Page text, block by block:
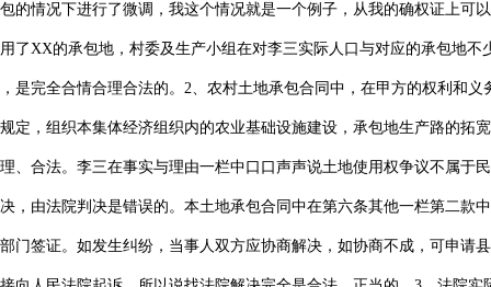
的情况下进行了微调，我这个情况就是一个例子，从我的确权证上可
了XX的承包地，村委及生产小组在对李三实际人口与对应的承包地
是完全合情合理合法的。2、农村土地承包合同中，在甲方的权利和
定，组织本集体经济组织内的农业基础设施建设，承包地生产路的拓
、合法。李三在事实与理由一栏中口口声声说土地使用权争议不属于
，由法院判决是错误的。本土地承包合同中在第六条其他一栏第二款
门签证。如发生纠纷，当事人双方应协商解决，如协商不成，可申请